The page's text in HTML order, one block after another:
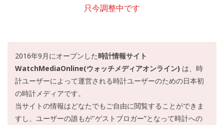
只今調整中です
2016年9月にオープンした時計情報サイト
WatchMediaOnline(ウォッチメディアオンライン) は、時
計ユーザーによって運営される時計ユーザーのための日本初
の時計メディアです。
当サイトの情報はどなたでもご自由に閲覧することができま
すし、ユーザーの誰もが"ゲストブロガー”となって時計への